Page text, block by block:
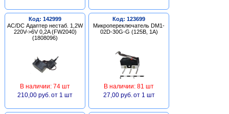
Код: 142999
AC/DC Адаптер нестаб. 1,2W
220V->6V 0,2A (FW2040)
(1808096)
В наличии: 74 шт
210,00 руб. от 1 шт
Код: 123699
Микропереключатель DM1-
02D-30G-G (125В, 1А)
В наличии: 81 шт
27,00 руб. от 1 шт